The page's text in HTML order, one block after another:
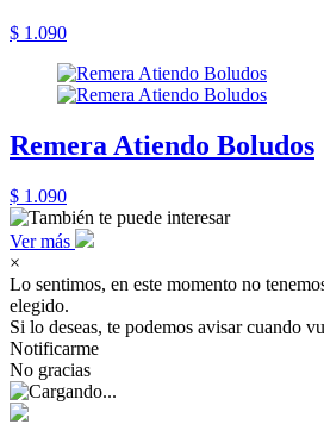
$ 1.090
Remera Atiendo Boludos
$ 1.090
Ver más
×
Lo sentimos, en este momento no
elegido.
Si lo deseas, te podemos avisar cuando
Notificarme
No gracias